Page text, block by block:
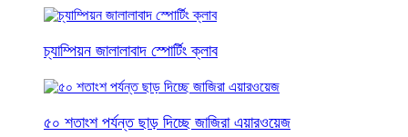
চ্যাম্পিয়ন জালালাবাদ স্পোর্টিং ক্লাব
৫০ শতাংশ পর্যন্ত ছাড় দিচ্ছে জাজিরা এয়ারওয়েজ